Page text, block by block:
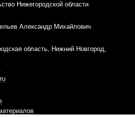
Нижегородской области
Александр Михайлович
область, Нижний Новгород,